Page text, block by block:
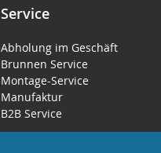
Service
Abholung im Geschäft
Brunnen Service
Montage-Service
Manufaktur
B2B Service